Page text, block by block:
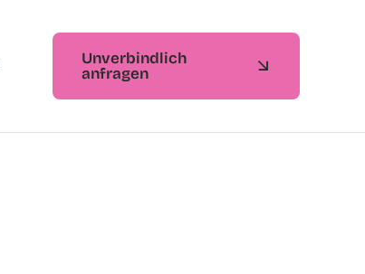
Unverbindlich
anfragen